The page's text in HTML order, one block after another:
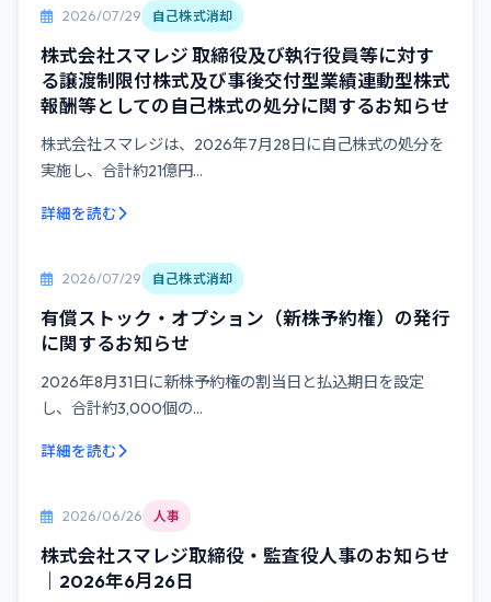
2026/07/29 自己株式消却
株式会社スマレジ 取締役及び執行役員等に対す
る譲渡制限付株式及び事後交付型業績連動型株式
報酬等としての自己株式の処分に関するお知らせ
株式会社スマレジは、2026年7月28日に自己株式の処分を
実施し、合計約21億円...
詳細を読む
2026/07/29 自己株式消却
有償ストック・オプション（新株予約権）の発行
に関するお知らせ
2026年8月31日に新株予約権の割当日と払込期日を設定
し、合計約3,000個の...
詳細を読む
2026/06/26 人事
株式会社スマレジ取締役・監査役人事のお知らせ
｜2026年6月26日